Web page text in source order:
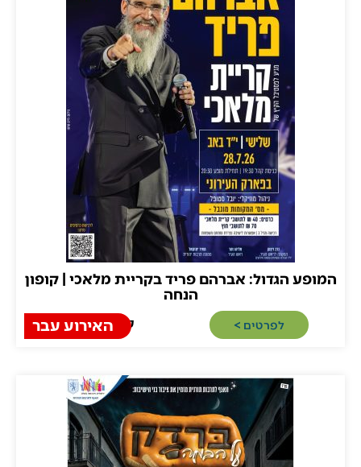
הגדול: אברהם פריד בקריית מלאכי | קופון
לפרטים >​ קריית מלאכיהאירוע עבר